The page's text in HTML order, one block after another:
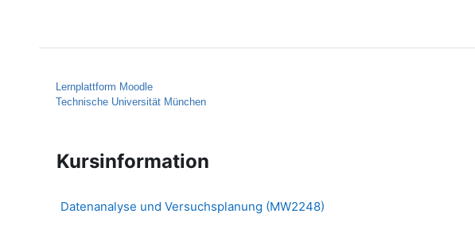
Lernplattform Moodle
Technische Universität München
Kursinformation
Datenanalyse und Versuchsplanung (MW2248)